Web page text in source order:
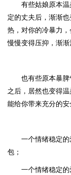
有些姑娘原本
定的丈夫后，渐渐
热，对你的冷暴力
慢慢变得压抑，渐渐
也有些原本暴
之后，居然也变得
能给你带来充分的安
一个情绪稳定
包；
一个情绪稳定